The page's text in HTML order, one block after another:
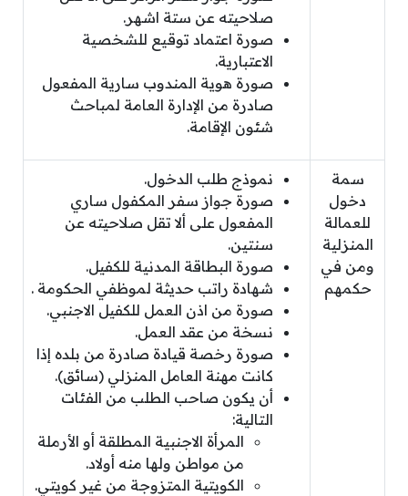
صلاحيته عن ستة اشهر.
صورة اعتماد توقيع للشخصية
الاعتبارية.
صورة هوية المندوب سارية المفعول
صادرة من الإدارة العامة لمباحث
شئون الإقامة.
سمة
دخول
للعمالة
المنزلية
ومن في
حكمهم
نموذج طلب الدخول.
صورة جواز سفر المكفول ساري
المفعول على ألا تقل صلاحيته عن
سنتين.
صورة البطاقة المدنية للكفيل.
شهادة راتب حديثة لموظفي الحكومة .
صورة من اذن العمل للكفيل الاجنبي.
نسخة من عقد العمل.
صورة رخصة قيادة صادرة من بلده إذا
كانت مهنة العامل المنزلي (سائق).
أن يكون صاحب الطلب من الفئات
التالية:
المرأة الاجنبية المطلقة أو الأرملة
من مواطن ولها منه أولاد.
الكويتية المتزوجة من غير كويتي.